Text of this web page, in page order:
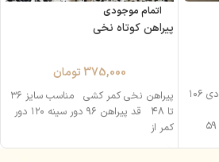
قد تيشرت ۶۷ سانت دور سينه عادى ۱۰۶
قد شلوار ٩٨ سانت دور ران عادى ۵۹
اتمام موجودی
پیراهن کوتاه نخی
375,000 تومان
پیراهن نخی کمر کشی مناسب سایز ۳۶
تا ۴۸ قد پیراهن ۹۶ دور سینه ۱۲۰ دور
کمر از